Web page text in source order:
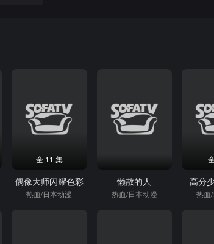
全 11 集
偶像大师闪耀色彩
热血/日本动漫
懒散的人
热血/日本动漫
高分
热血